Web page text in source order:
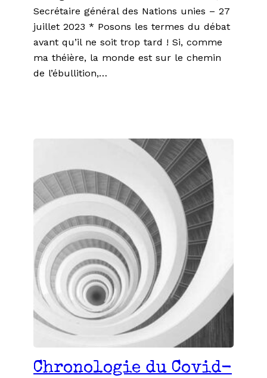
Secrétaire général des Nations unies – 27
juillet 2023 * Posons les termes du débat
avant qu’il ne soit trop tard ! Si, comme
ma théière, la monde est sur le chemin
de l’ébullition,…
Chronologie du Covid-